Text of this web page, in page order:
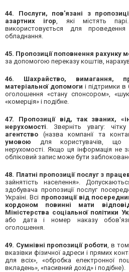
44. Послуги, пов'язані з
азартних ігор, які містять
використовується для
обладнання.
45. Пропозиції поповнення рахунку
за допомогою переказу коштів,
46. ​​Шахрайство, вимагання,
матеріальної допомоги і підтримки в
оголошення «стану спонсором»,
«комерція» і подібне.
47. Пропозиції від, так званих,
нерухомості. Зверніть увагу: чітку
агентство (назва компанії та
умовою для користувачів, що
нерухомості. Якщо ця інформація не
обліковий запис може бути
48. Платні пропозиції послуг з
зайнятість населення».
здобувача пропозиції послуг
Україні. Всі пропозиції від
кордоном повинні мати
Міністерства соціальної політики
або дата і номер наказу
оголошення.
49. Сумнівні пропозиції роботи, в
вказівки фізичної адреси і прямих
для всіх», «обробка електронної
вкладень», «пасивний дохід» і подібне).